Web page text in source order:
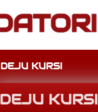
DEJU KURSI
DEJU KURSI